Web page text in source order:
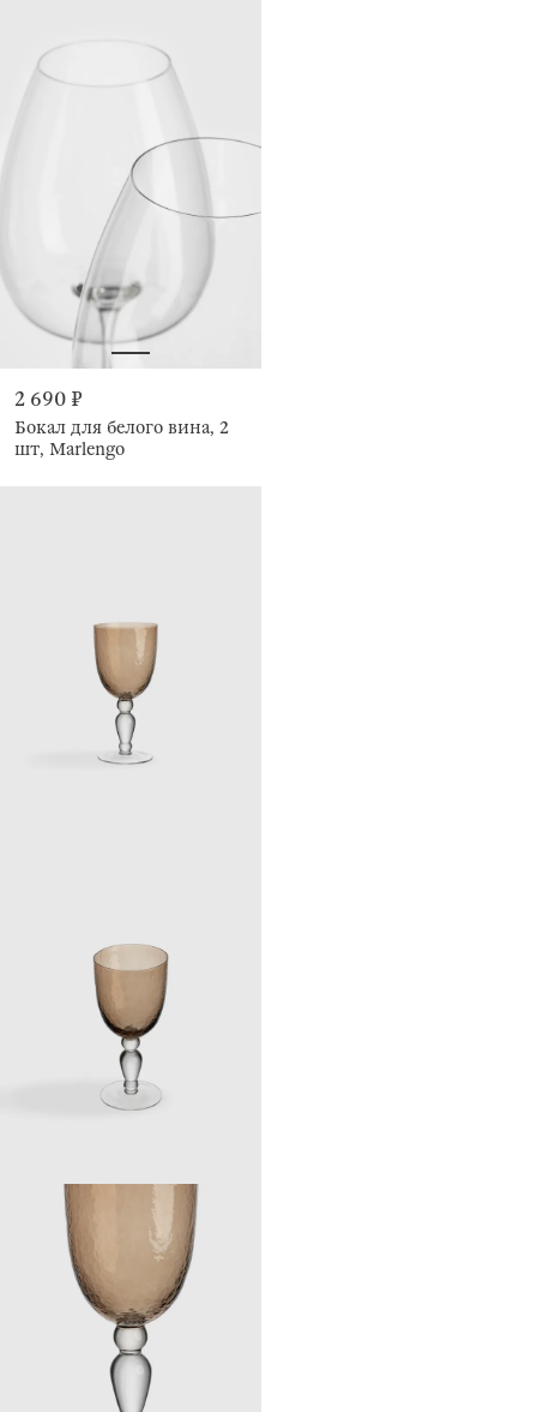
2 690 ₽
Бокал для белого вина, 2
шт, Marlengo